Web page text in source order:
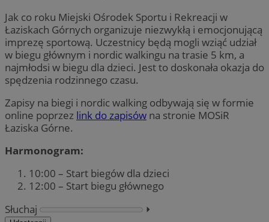
Jak co roku Miejski Ośrodek Sportu i Rekreacji w
Łaziskach Górnych organizuje niezwykłą i emocjonującą
imprezę sportową. Uczestnicy będą mogli wziąć udział
w biegu głównym i nordic walkingu na trasie 5 km, a
najmłodsi w biegu dla dzieci. Jest to doskonała okazja do
spędzenia rodzinnego czasu.
Zapisy na biegi i nordic walking odbywają się w formie
online poprzez link do zapisów na stronie MOSiR
Łaziska Górne.
Harmonogram:
10:00 – Start biegów dla dzieci
12:00 – Start biegu głównego
Słuchaj
⏵︎